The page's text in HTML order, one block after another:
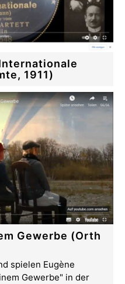
1911)
Gewerbe (Orth
spielen Eugène
Gewerbe" in der